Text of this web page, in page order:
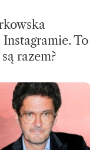
To
razem?